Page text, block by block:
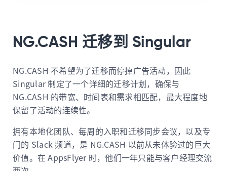
NG.CASH 迁移到 Singular
NG.CASH 不希望为了迁移而停掉广告活动，因此
Singular 制定了一个详细的迁移计划，确保与
NG.CASH 的带宽、时间表和需求相匹配，最大程度地
保留了活动的连续性。
拥有本地化团队、每周的入职和迁移同步会议，以及专
门的 Slack 频道，是 NG.CASH 以前从未体验过的巨大
价值。在 AppsFlyer 时，他们一年只能与客户经理交流